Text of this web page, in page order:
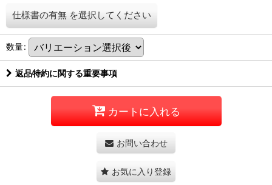
仕様書の有無 を選択してください
数量:
返品特約に関する重要事項
カートに入れる
お問い合わせ
お気に入り登録